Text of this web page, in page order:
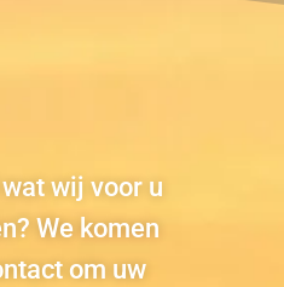
wij voor u
We komen
om uw